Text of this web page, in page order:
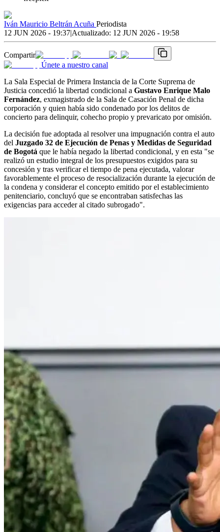
Iván Mauricio Beltrán Acuña Periodista
12 JUN 2026 - 19:37|Actualizado: 12 JUN 2026 - 19:58
Compartir
Únete a nuestro canal
La Sala Especial de Primera Instancia de la Corte Suprema de
Justicia concedió la libertad condicional a Gustavo Enrique Malo
Fernández, exmagistrado de la Sala de Casación Penal de dicha
corporación y quien había sido condenado por los delitos de
concierto para delinquir, cohecho propio y prevaricato por omisión.
La decisión fue adoptada al resolver una impugnación contra el auto
del Juzgado 32 de Ejecución de Penas y Medidas de Seguridad
de Bogotá que le había negado la libertad condicional, y en esta "se
realizó un estudio integral de los presupuestos exigidos para su
concesión y tras verificar el tiempo de pena ejecutada, valorar
favorablemente el proceso de resocialización durante la ejecución de
la condena y considerar el concepto emitido por el establecimiento
penitenciario, concluyó que se encontraban satisfechas las
exigencias para acceder al citado subrogado".